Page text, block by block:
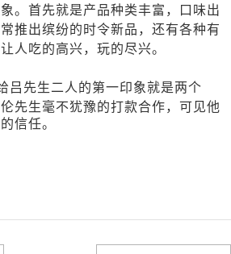
。首先就是产品种类丰富，口味出
推出缤纷的时令新品，还有各种有
人吃的高兴，玩的尽兴。
吕先生二人的第一印象就是两个
先生毫不犹豫的打款合作，可见他
的信任。